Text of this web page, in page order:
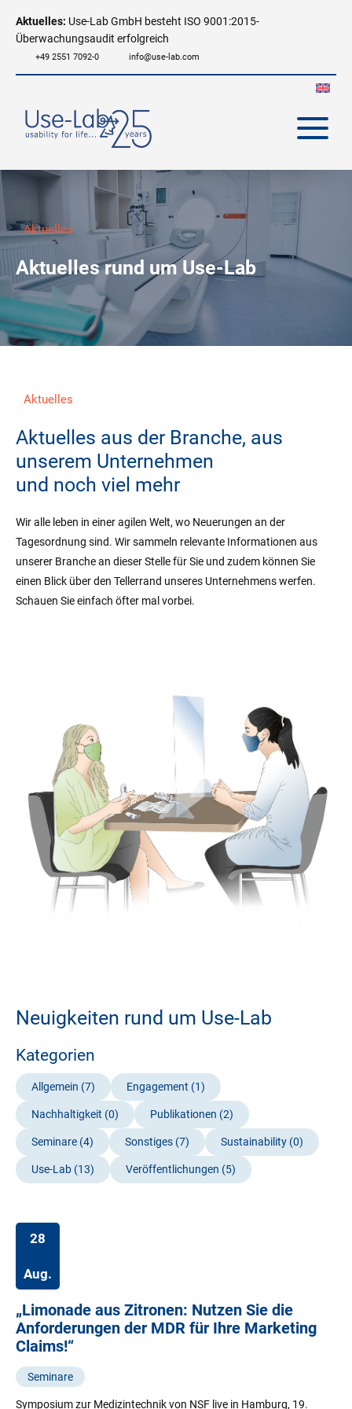
Aktuelles: Use-Lab GmbH besteht ISO 9001:2015-
Überwachungsaudit erfolgreich
+49 2551 7092-0 info@use-lab.com
Aktuelles
Aktuelles rund um Use-Lab
Aktuelles
Aktuelles aus der Branche, aus
unserem Unternehmen
und noch viel mehr
Wir alle leben in einer agilen Welt, wo Neuerungen an der
Tagesordnung sind. Wir sammeln relevante Informationen aus
unserer Branche an dieser Stelle für Sie und zudem können Sie
einen Blick über den Tellerrand unseres Unternehmens werfen.
Schauen Sie einfach öfter mal vorbei.
Neuigkeiten rund um Use-Lab
Kategorien
Allgemein (7) Engagement (1)
Nachhaltigkeit (0) Publikationen (2)
Seminare (4) Sonstiges (7) Sustainability (0)
Use-Lab (13) Veröffentlichungen (5)
28
Aug.
„Limonade aus Zitronen: Nutzen Sie die
Anforderungen der MDR für Ihre Marketing
Claims!“
Seminare
Symposium zur Medizintechnik von NSF live in Hamburg, 19.